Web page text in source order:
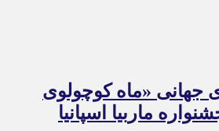
جهانی «ماه کوچولوی
ماربیا اسپانیا